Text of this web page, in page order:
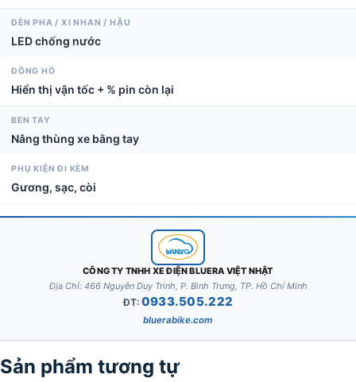
ĐÈN PHA / XI NHAN / HẬU
LED chống nước
ĐỒNG HỒ
Hiển thị vận tốc + % pin còn lại
BEN TAY
Nâng thùng xe bằng tay
PHỤ KIỆN ĐI KÈM
Gương, sạc, còi
CÔNG TY TNHH XE ĐIỆN BLUERA VIỆT NHẬT
Địa Chỉ: 466 Nguyễn Duy Trinh, P. Bình Trưng, TP. Hồ Chí Minh
ĐT: 0933.505.222
bluerabike.com
Sản phẩm tương tự